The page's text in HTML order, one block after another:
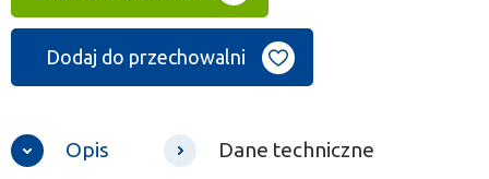
Dodaj do przechowalni
Opis Dane techniczne